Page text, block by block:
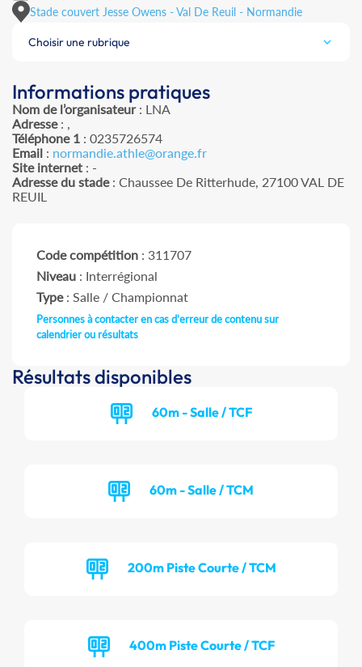
Stade couvert Jesse Owens - Val De Reuil - Normandie
Choisir une rubrique
Informations pratiques
Nom de l’organisateur: LNA
Adresse: ,
Téléphone 1 : 0235726574
Email : normandie.athle@orange.fr
Site internet : -
Adresse du stade: Chaussee De Ritterhude, 27100 VAL DE
REUIL
Code compétition : 311707
Niveau : Interrégional
Type: Salle / Championnat
Personnes à contacter en cas d'erreur de contenu sur
calendrier ou résultats
Résultats disponibles
60m - Salle / TCF
60m - Salle / TCM
200m Piste Courte / TCM
400m Piste Courte / TCF